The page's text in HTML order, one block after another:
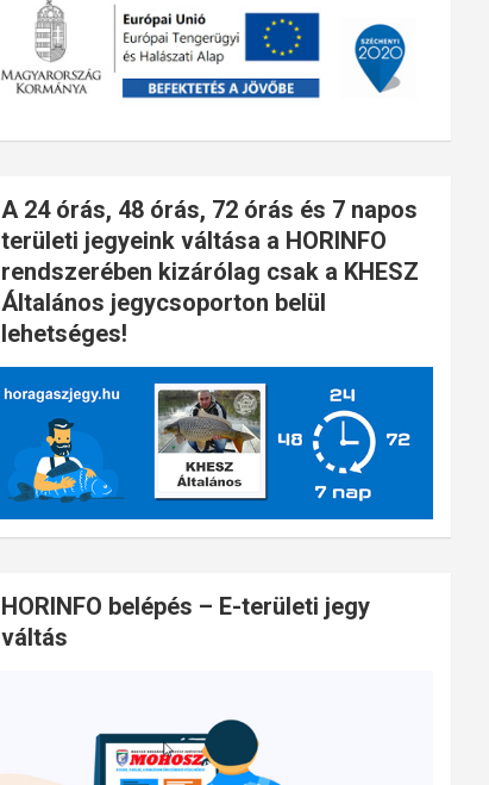
A 24 órás, 48 órás, 72 órás és 7 napos
területi jegyeink váltása a HORINFO
rendszerében kizárólag csak a KHESZ
Általános jegycsoporton belül
lehetséges!
HORINFO belépés – E-területi jegy
váltás